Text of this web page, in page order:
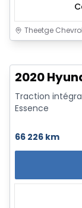
Theetge
2020
Traction
Essence
66 226 km